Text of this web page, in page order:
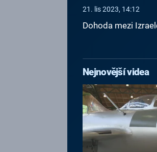
21. lis 2023, 14:12
Dohoda mezi
Nejnovější videa